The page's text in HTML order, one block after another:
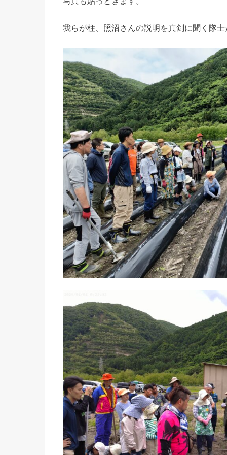
我らが柱、照沼さんの説明を真剣に聞く隊士